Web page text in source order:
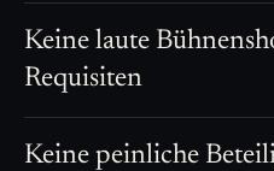
Keine laute
Requisiten
Keine peinliche